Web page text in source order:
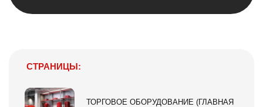
СТРАНИЦЫ:
ТОРГОВОЕ ОБОРУДОВАНИЕ (ГЛАВНАЯ